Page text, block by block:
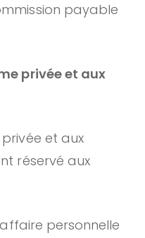
payable
privée et aux
et aux
réservé aux
personnelle